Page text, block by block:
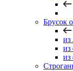
Брусок
из
из
из